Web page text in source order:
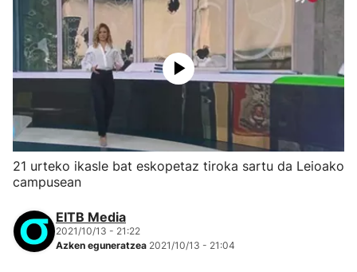
21 urteko ikasle bat eskopetaz tiroka sartu da Leioako
campusean
EITB Media
2021/10/13 - 21:22
Azken eguneratzea 2021/10/13 - 21:04